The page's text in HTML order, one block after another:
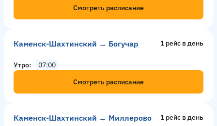
Смотреть расписание
Каменск-Шахтинский → Богучар 1 рейс в день
Утро
07:00
Смотреть расписание
Каменск-Шахтинский → Миллерово 1 рейс в день